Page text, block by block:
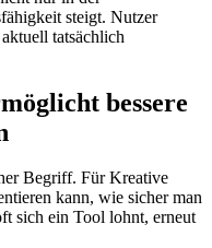
steigt. Nutzer
tatsächlich
bessere
Begriff. Für Kreative
kann, wie sicher man
sich ein Tool lohnt, erneut